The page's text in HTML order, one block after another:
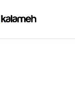
محتوای